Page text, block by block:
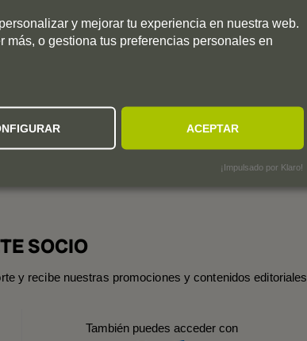
SOCIO
y recibe nuestras promociones y contenidos editoriales
También puedes acceder con
y mejorar tu experiencia en nuestra web.
más, o gestiona tus preferencias personales en
ACEPTAR
¡Impulsado por Klaro!